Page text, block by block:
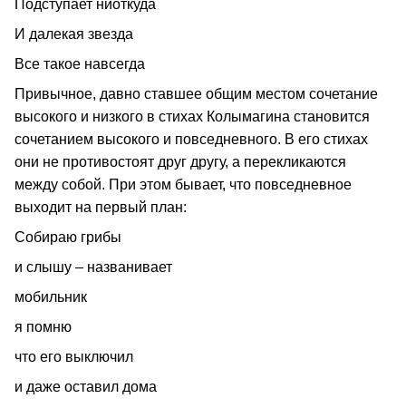
Подступает ниоткуда
И далекая звезда
Все такое навсегда
Привычное, давно ставшее общим местом сочетание
высокого и низкого в стихах Колымагина становится
сочетанием высокого и повседневного. В его стихах
они не противостоят друг другу, а перекликаются
между собой. При этом бывает, что повседневное
выходит на первый план:
Собираю грибы
и слышу – названивает
мобильник
я помню
что его выключил
и даже оставил дома